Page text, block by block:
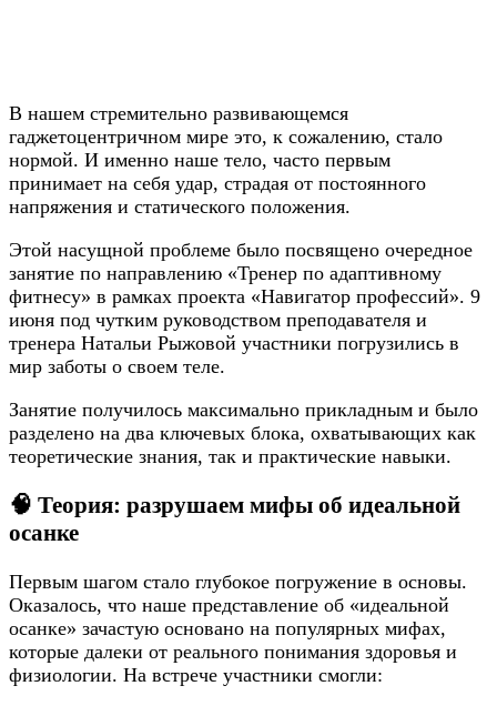
В нашем стремительно развивающемся
гаджетоцентричном мире это, к сожалению, стало
нормой. И именно наше тело, часто первым
принимает на себя удар, страдая от постоянного
напряжения и статического положения.
Этой насущной проблеме было посвящено очередное
занятие по направлению «Тренер по адаптивному
фитнесу» в рамках проекта «Навигатор профессий». 9
июня под чутким руководством преподавателя и
тренера Натальи Рыжовой участники погрузились в
мир заботы о своем теле.
Занятие получилось максимально прикладным и было
разделено на два ключевых блока, охватывающих как
теоретические знания, так и практические навыки.
🧠 Теория: разрушаем мифы об идеальной
осанке
Первым шагом стало глубокое погружение в основы.
Оказалось, что наше представление об «идеальной
осанке» зачастую основано на популярных мифах,
которые далеки от реального понимания здоровья и
физиологии. На встрече участники смогли: